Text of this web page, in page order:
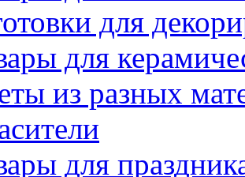
для
для
из разных
для